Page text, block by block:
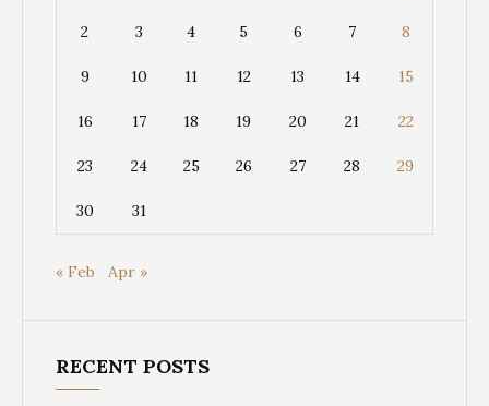
2 3 4 5 6 7 8
9 10 11 12 13 14 15
16 17 18 19 20 21 22
23 24 25 26 27 28 29
30 31
« Feb Apr »
RECENT POSTS